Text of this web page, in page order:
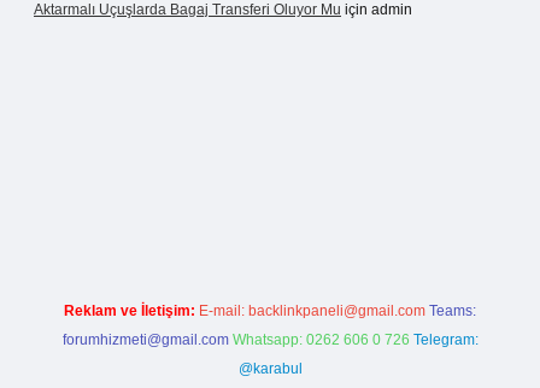
Aktarmalı Uçuşlarda Bagaj Transferi Oluyor Mu için admin
Reklam ve İletişim: E-mail: backlinkpaneli@gmail.com Teams:
forumhizmeti@gmail.com Whatsapp: 0262 606 0 726 Telegram:
@karabul